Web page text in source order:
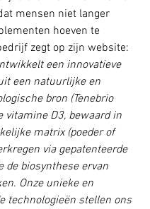
mensen niet langer
hoeven te
zegt op zijn website:
een innovatieve
een natuurlijke en
bron (Tenebrio
vitamine D3, bewaard in
matrix (poeder of
via gepatenteerde
de biosynthese ervan
Onze unieke en
technologieën stellen ons